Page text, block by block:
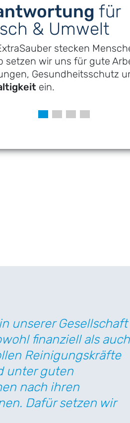
für
& Umwelt
stecken
setzen wir uns für gute
Gesundheits­schutz
ein.
unserer Gesellschaft
finanziell als auch
Reinigungskräfte
unter guten
nach ihren
Dafür setzen wir